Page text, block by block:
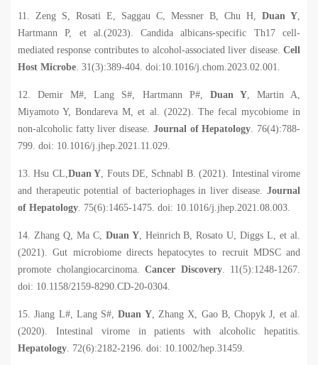
11. Zeng S, Rosati E, Saggau C, Messner B, Chu H, Duan Y,
Hartmann P, et al.(2023).Candida albicans-specific Th17 cell-
mediated response contributes to alcohol-associated liver disease. Cell
Host Microbe. 31(3):389-404. doi:10.1016/j.chom.2023.02.001.
12. Demir M#, Lang S#, Hartmann P#, Duan Y, Martin A,
Miyamoto Y, Bondareva M, et al. (2022). The fecal mycobiome in
non-alcoholic fatty liver disease. Journal of Hepatology. 76(4):788-
799. doi: 10.1016/j.jhep.2021.11.029.
13. Hsu CL,Duan Y, Fouts DE, Schnabl B. (2021). Intestinal virome
and therapeutic potential of bacteriophages in liver disease. Journal
of Hepatology. 75(6):1465-1475. doi: 10.1016/j.jhep.2021.08.003.
14. Zhang Q, Ma C, Duan Y, Heinrich B, Rosato U, Diggs L, et al.
(2021). Gut microbiome directs hepatocytes to recruit MDSC and
promote cholangiocarcinoma. Cancer Discovery. 11(5):1248-1267.
doi: 10.1158/2159-8290.CD-20-0304.
15. Jiang L#, Lang S#,Duan Y, Zhang X, Gao B, Chopyk J, et al.
(2020). Intestinal virome in patients with alcoholic hepatitis.
Hepatology. 72(6):2182-2196. doi: 10.1002/hep.31459.